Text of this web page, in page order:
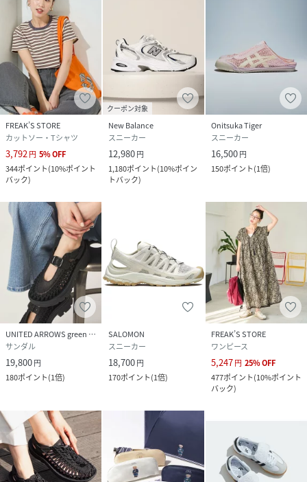
FREAK’S STORE
カットソー・Tシャツ
3,792 円 5%OFF
344ポイント(10%ポイント
バック)
クーポン対象
New Balance
スニーカー
12,980円
1,180ポイント(10%ポイン
トバック)
Onitsuka Tiger
スニーカー
16,500円
150ポイント(1倍)
UNITED ARROWS green label relaxing
サンダル
19,800円
180ポイント(1倍)
SALOMON
スニーカー
18,700円
170ポイント(1倍)
FREAK’S STORE
ワンピース
5,247円 25%OFF
477ポイント(10%ポイント
バック)